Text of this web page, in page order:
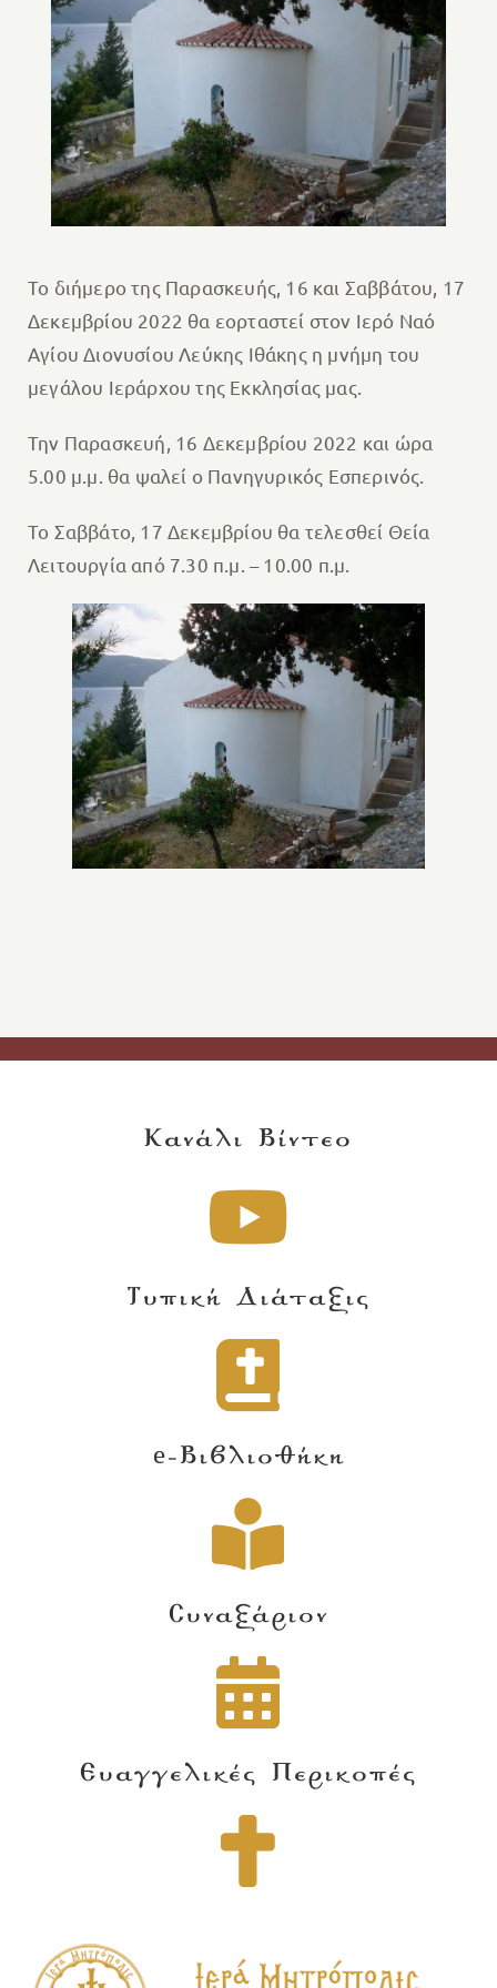
Το διήμερο της Παρασκευής, 16 και Σαββάτου, 17
Δεκεμβρίου 2022 θα εορταστεί στον Ιερό Ναό
Αγίου Διονυσίου Λεύκης Ιθάκης η μνήμη του
μεγάλου Ιεράρχου της Εκκλησίας μας.
Την Παρασκευή, 16 Δεκεμβρίου 2022 και ώρα
5.00 μ.μ. θα ψαλεί ο Πανηγυρικός Εσπερινός.
Το Σαββάτο, 17 Δεκεμβρίου θα τελεσθεί Θεία
Λειτουργία από 7.30 π.μ. – 10.00 π.μ.
Κανάλι Βίντεο
Τυπική Διάταξις
e-Βιβλιοθήκη
Συναξάριον
Ευαγγελικές Περικοπές